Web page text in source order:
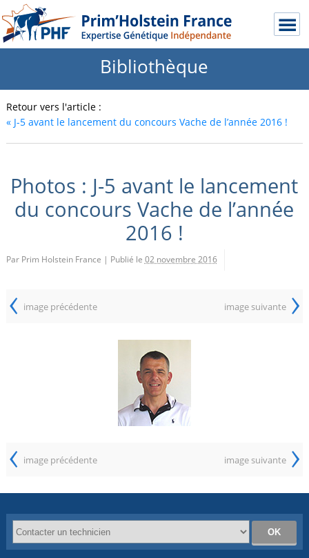
Bibliothèque
Retour vers l'article :
«J-5 avant le lancement du concours Vache de l’année 2016 !
Photos : J-5 avant le lancement
du concours Vache de l’année
2016 !
Par Prim Holstein France | Publié le 02 novembre 2016
‹ image précédente image suivante ›
‹ image précédente image suivante ›